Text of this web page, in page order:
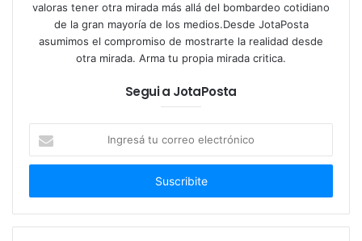
Ganancias abroquelaba a las provincias de la
Patagonia.
ciento en mínimo no imponible para los habitantes
senadores y gobernadores del centro de la
Argentina, que también cuentan con asalariados con
Blanqueo
valoras tener otra mirada más allá del bombardeo cotidiano
de la gran mayoría de los medios.Desde JotaPosta
asumimos el compromiso de mostrarte la realidad desde
otra mirada. Arma tu propia mirada critica.
Segui a JotaPosta
correo